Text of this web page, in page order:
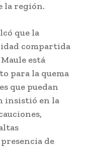
la región.
que la
compartida
está
para la quema
que puedan
insistió en la
de